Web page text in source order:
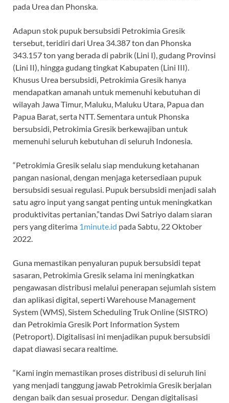
pada Urea dan Phonska.
Adapun stok pupuk bersubsidi Petrokimia Gresik
tersebut, teridiri dari Urea 34.387 ton dan Phonska
343.157 ton yang berada di pabrik (Lini I), gudang Provinsi
(Lini II), hingga gudang tingkat Kabupaten (Lini III).
Khusus Urea bersubsidi, Petrokimia Gresik hanya
mendapatkan amanah untuk memenuhi kebutuhan di
wilayah Jawa Timur, Maluku, Maluku Utara, Papua dan
Papua Barat, serta NTT. Sementara untuk Phonska
bersubsidi, Petrokimia Gresik berkewajiban untuk
memenuhi seluruh kebutuhan di seluruh Indonesia.
“Petrokimia Gresik selalu siap mendukung ketahanan
pangan nasional, dengan menjaga ketersediaan pupuk
bersubsidi sesuai regulasi. Pupuk bersubsidi menjadi salah
satu agro input yang sangat penting untuk meningkatkan
produktivitas pertanian,”tandas Dwi Satriyo dalam siaran
pers yang diterima 1minute.id pada Sabtu, 22 Oktober
2022.
Guna memastikan penyaluran pupuk bersubsidi tepat
sasaran, Petrokimia Gresik selama ini meningkatkan
pengawasan distribusi melalui penerapan sejumlah sistem
dan aplikasi digital, seperti Warehouse Management
System (WMS), Sistem Scheduling Truk Online (SISTRO)
dan Petrokimia Gresik Port Information System
(Petroport). Digitalisasi ini menjadikan pupuk bersubsidi
dapat diawasi secara realtime.
“Kami ingin memastikan proses distribusi di seluruh lini
yang menjadi tanggung jawab Petrokimia Gresik berjalan
dengan baik dan sesuai prosedur. Dengan digitalisasi